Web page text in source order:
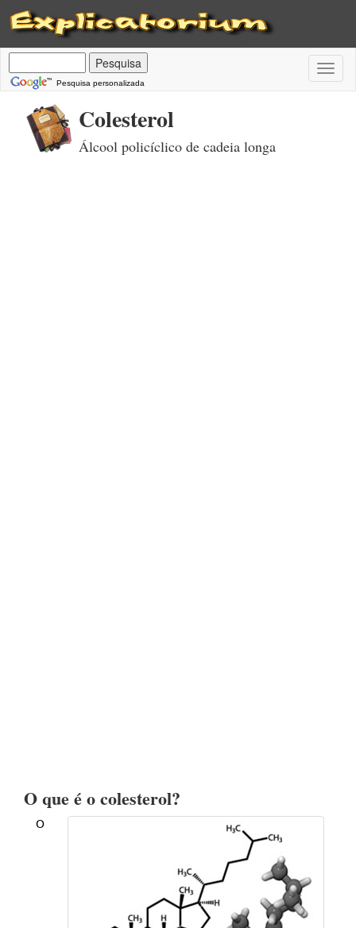
Pesquisa personalizada
Colesterol
Álcool policíclico de cadeia longa
O que é o colesterol?
O